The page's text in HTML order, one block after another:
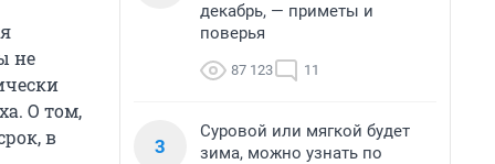
не
О том,
в
декабрь, — приметы и
поверья
87 123 11
3
Суровой или мягкой будет
зима, можно узнать по